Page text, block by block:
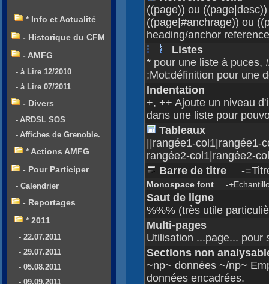
((page)) ou
((page|#anchrage)) ou
heading/anchor
Listes
* pour une liste à puces,
;Mot:définition pour une
Indentation
+, ++ Ajoute un niveau
dans une liste pour
Tableaux
||rangée1-col1|rangée1-
rangée2-col1|rangée2-
Barre de titre-
Monospace font-
Saut de ligne
%%% (très utile
Multi-pages
Utilisation ...page... pour
Sections non
~np~ données ~/np~
données encadrées.
* Info et Actualité
- Historique du CFM
- AMFG
- à Lire 12/2010
- à Lire 07/2011
- Divers
- ARDSL SOS
- Affiches de Grenoble.
* Actions AMFG
- Pour Participer
- Calendrier
- Reportages
* 2011
- 22.07.2011
- 29.07.2011
- 05.08.2011
- 09.09.2011